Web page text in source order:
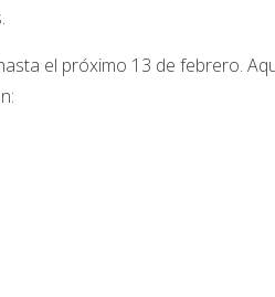
el próximo 13 de febrero.